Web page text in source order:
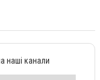
наші канали